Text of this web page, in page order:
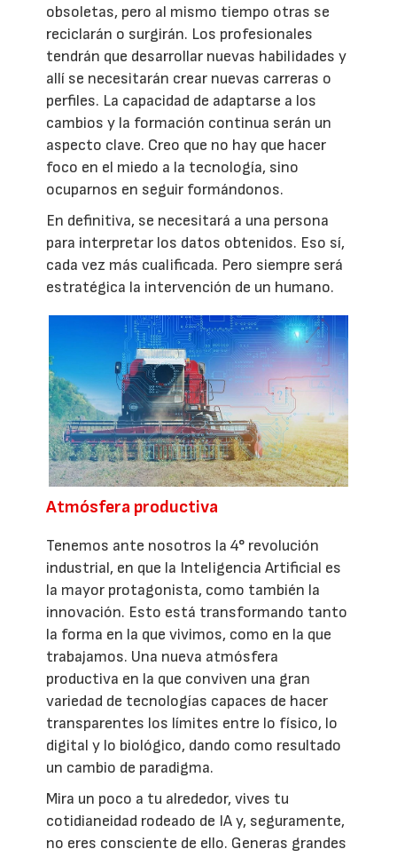
obsoletas, pero al mismo tiempo otras se
reciclarán o surgirán. Los profesionales
tendrán que desarrollar nuevas habilidades y
allí se necesitarán crear nuevas carreras o
perfiles. La capacidad de adaptarse a los
cambios y la formación continua serán un
aspecto clave. Creo que no hay que hacer
foco en el miedo a la tecnología, sino
ocuparnos en seguir formándonos.
En definitiva, se necesitará a una persona
para interpretar los datos obtenidos. Eso sí,
cada vez más cualificada. Pero siempre será
estratégica la intervención de un humano.
Atmósfera productiva
Tenemos ante nosotros la 4° revolución
industrial, en que la Inteligencia Artificial es
la mayor protagonista, como también la
innovación. Esto está transformando tanto
la forma en la que vivimos, como en la que
trabajamos. Una nueva atmósfera
productiva en la que conviven una gran
variedad de tecnologías capaces de hacer
transparentes los límites entre lo físico, lo
digital y lo biológico, dando como resultado
un cambio de paradigma.
Mira un poco a tu alrededor, vives tu
cotidianeidad rodeado de IA y, seguramente,
no eres consciente de ello. Generas grandes